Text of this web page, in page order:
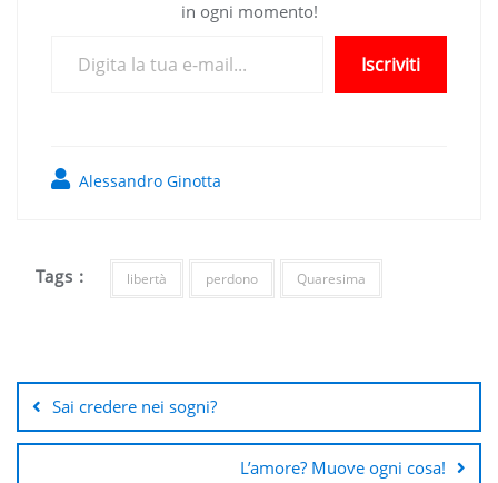
in ogni momento!
Iscriviti
Alessandro Ginotta
Tags : libertà perdono Quaresima
articoli
Sai credere nei sogni?
L’amore? Muove ogni cosa!